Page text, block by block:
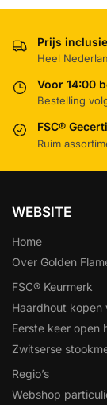
Prijs
Heel
Voor 14:00
Bestelling
FSC®
Ruim
WEBSITE
Home
Over Golden
FSC® Keurmerk
Haardhout kopen
Eerste keer open
Zwitserse
Regio’s
Webshop